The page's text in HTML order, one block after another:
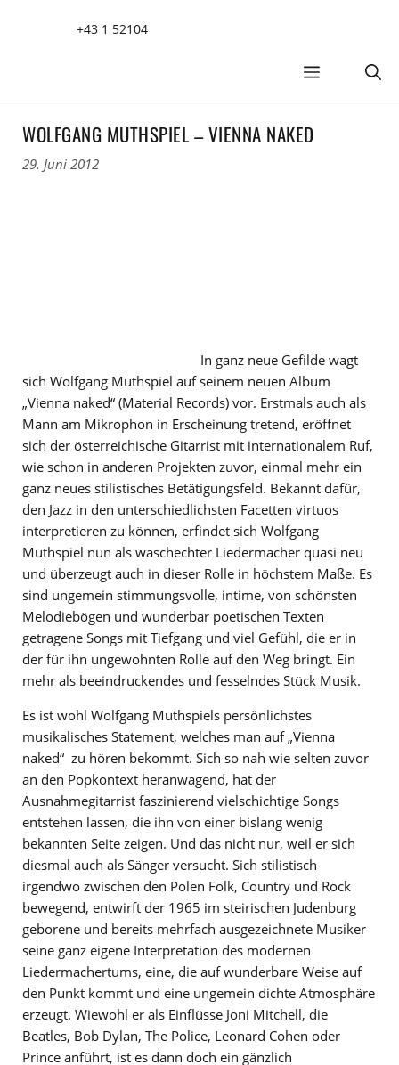
+43 1 52104
MENÜ
WOLFGANG MUTHSPIEL – VIENNA NAKED
29. Juni 2012
In ganz neue Gefilde wagt
sich Wolfgang Muthspiel auf seinem neuen Album
„Vienna naked“ (Material Records) vor. Erstmals auch als
Mann am Mikrophon in Erscheinung tretend, eröffnet
sich der österreichische Gitarrist mit internationalem Ruf,
wie schon in anderen Projekten zuvor, einmal mehr ein
ganz neues stilistisches Betätigungsfeld. Bekannt dafür,
den Jazz in den unterschiedlichsten Facetten virtuos
interpretieren zu können, erfindet sich Wolfgang
Muthspiel nun als waschechter Liedermacher quasi neu
und überzeugt auch in dieser Rolle in höchstem Maße. Es
sind ungemein stimmungsvolle, intime, von schönsten
Melodiebögen und wunderbar poetischen Texten
getragene Songs mit Tiefgang und viel Gefühl, die er in
der für ihn ungewohnten Rolle auf den Weg bringt. Ein
mehr als beeindruckendes und fesselndes Stück Musik.
Es ist wohl Wolfgang Muthspiels persönlichstes
musikalisches Statement, welches man auf „Vienna
naked“ zu hören bekommt. Sich so nah wie selten zuvor
an den Popkontext heranwagend, hat der
Ausnahmegitarrist faszinierend vielschichtige Songs
entstehen lassen, die ihn von einer bislang wenig
bekannten Seite zeigen. Und das nicht nur, weil er sich
diesmal auch als Sänger versucht. Sich stilistisch
irgendwo zwischen den Polen Folk, Country und Rock
bewegend, entwirft der 1965 im steirischen Judenburg
geborene und bereits mehrfach ausgezeichnete Musiker
seine ganz eigene Interpretation des modernen
Liedermachertums, eine, die auf wunderbare Weise auf
den Punkt kommt und eine ungemein dichte Atmosphäre
erzeugt. Wiewohl er als Einflüsse Joni Mitchell, die
Beatles, Bob Dylan, The Police, Leonard Cohen oder
Prince anführt, ist es dann doch ein gänzlich